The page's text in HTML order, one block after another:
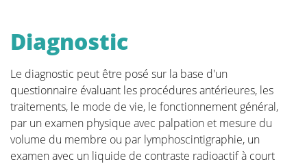
de révalidation. Nous couvrons ici quelques-uns des
Lymphœdème et cancer du sein
Diagnostic
Le diagnostic peut être posé sur la base d'un
questionnaire évaluant les procédures antérieures, les
traitements, le mode de vie, le fonctionnement général,
par un examen physique avec palpation et mesure du
volume du membre ou par lymphoscintigraphie, un
examen avec un liquide de contraste radioactif à court